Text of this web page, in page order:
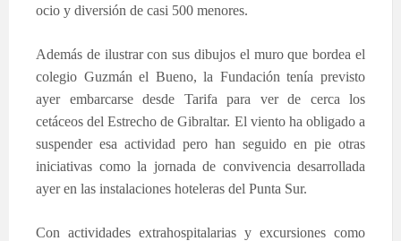
ocio y diversión de casi 500 menores.
Además de ilustrar con sus dibujos el muro que bordea el
colegio Guzmán el Bueno, la Fundación tenía previsto
ayer embarcarse desde Tarifa para ver de cerca los
cetáceos del Estrecho de Gibraltar. El viento ha obligado a
suspender esa actividad pero han seguido en pie otras
iniciativas como la jornada de convivencia desarrollada
ayer en las instalaciones hoteleras del Punta Sur.
Con actividades extrahospitalarias y excursiones como